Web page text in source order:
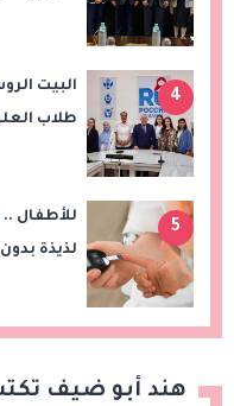
4
البيت
طلاب
5
للأطفال ..
لذيذة
هند أبو ضيف